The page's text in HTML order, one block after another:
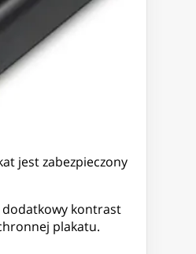
jest zabezpieczony
dodatkowy kontrast
plakatu.